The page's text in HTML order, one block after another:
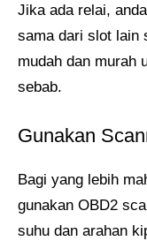
Jika ada relai,
sama dari slot lain
mudah dan murah
sebab.
Gunakan
Bagi yang lebih
gunakan OBD2
suhu dan arahan